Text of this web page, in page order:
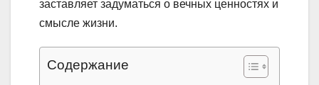
заставляет задуматься о вечных ценностях и
смысле жизни.
Содержание